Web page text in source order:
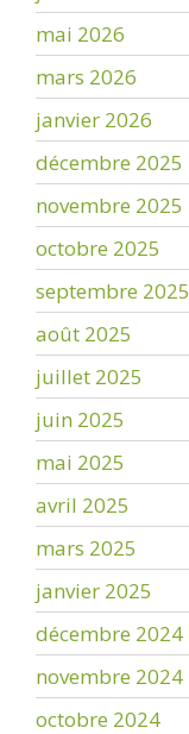
mai 2026
mars 2026
janvier 2026
décembre 2025
novembre 2025
octobre 2025
septembre 2025
août 2025
juillet 2025
juin 2025
mai 2025
avril 2025
mars 2025
janvier 2025
décembre 2024
novembre 2024
octobre 2024